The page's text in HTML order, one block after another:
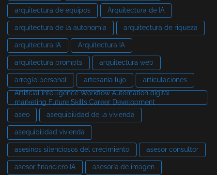
arquitectura de equipos Arquitectura de IA
arquitectura de la autonomía arquitectura de riqueza
arquitectura IA Arquitectura IA
arquitectura prompts arquitectura web
arreglo personal artesanía lujo
articulaciones
Artificial Intelligence Workflow Automation digital
marketing Future Skills Career Development
aseo
asequibilidad de la vivienda
asequibilidad vivienda
asesinos silenciosos del crecimiento asesor consultor
asesor financiero IA asesoría de imagen